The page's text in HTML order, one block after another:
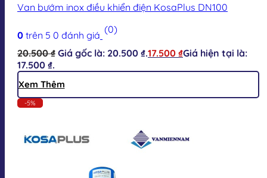
Van bướm inox điều khiển điện KosaPlus DN100
0 trên 5 0 đánh giá (0)
20.500₫ Giá gốc là: 20.500 ₫.17.500 ₫Giá hiện tại là:
17.500 ₫.
Xem Thêm
-5%